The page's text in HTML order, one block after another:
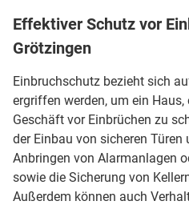
Effektiver Schutz vor
Grötzingen
Einbruchschutz bezieht sich
ergriffen werden, um ein Haus,
Geschäft vor Einbrüchen zu
der Einbau von sicheren Türen
Anbringen von Alarmanlagen
sowie die Sicherung von
Außerdem können auch